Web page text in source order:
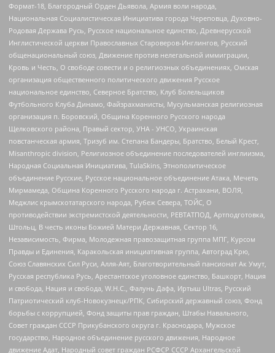
Формат-18, Благородный Орден Дьявола, Армия воли народа,
Национальная Социалистическая Инициатива города Череповца, Духовно-
Родовая Держава Русь, Русское национальное единство, Древнерусской
Инглистической церкви Православных Староверов-Инглингов, Русский
общенациональный союз, Движение против нелегальной иммиграции,
Кровь и Честь, О свободе совести и о религиозных объединениях, Омская
организация общественного политического движения Русское
национальное единство, Северное Братство, Клуб Болельщиков
Футбольного Клуба Динамо, Файзрахманисты, Мусульманская религиозная
организация п. Боровский, Община Коренного Русского народа
Щелковского района, Правый сектор, УНА - УНСО, Украинская
повстанческая армия, Тризуб им. Степана Бандеры, Братство, Белый Крест,
Misanthropic division, Религиозное объединение последователей инглиизма,
Народная Социальная Инициатива, TulaSkins, Этнополитическое
объединение Русские, Русское национальное объединение Атака, Мечеть
Мирмамеда, Община Коренного Русского народа г. Астрахани, ВОЛЯ,
Меджлис крымскотатарского народа, Рубеж Севера, ТОЙС, О
противодействии экстремистской деятельности, РЕВТАТПОД, Артподготовка,
Штольц, В честь иконы Божией Матери Державная, Сектор 16,
Независимость, Фирма, Молодежная правозащитная группа МПГ, Курсом
Правды и Единения, Каракольская инициативная группа, Автоград Крю,
Союз Славянских Сил Руси, Алля-Аят, Благотворительный пансионат Ак Умут,
Русская республика Русь, Арестантское уголовное единство, Башкорт, Нация
и свобода, Нация и свобода, W.H.С., Фалунь Дафа, Иртыш Ultras, Русский
Патриотический клуб-Новокузнецк/РПК, Сибирский державный союз, Фонд
борьбы с коррупцией, Фонд защиты прав граждан, Штабы Навального,
Совет граждан СССР Прикубанского округа г. Краснодара, Мужское
государство, Народное объединение русского движения, Народное
движение Адат, Народный совет граждан РСФСР СССР Архангельской